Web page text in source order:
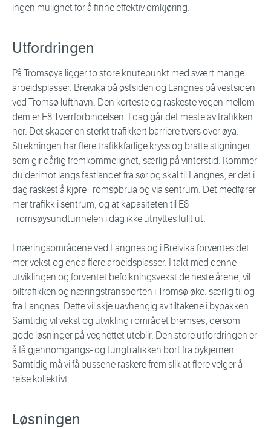
ingen mulighet for å finne effektiv omkjøring.
Utfordringen
På Tromsøya ligger to store knutepunkt med svært mange
arbeidsplasser, Breivika på østsiden og Langnes på vestsiden
ved Tromsø lufthavn. Den korteste og raskeste vegen mellom
dem er E8 Tverrforbindelsen. I dag går det meste av trafikken
her. Det skaper en sterkt trafikkert barriere tvers over øya.
Strekningen har flere trafikkfarlige kryss og bratte stigninger
som gir dårlig fremkommelighet, særlig på vinterstid. Kommer
du derimot langs fastlandet fra sør og skal til Langnes, er det i
dag raskest å kjøre Tromsøbrua og via sentrum. Det medfører
mer trafikk i sentrum, og at kapasiteten til E8
Tromsøysundtunnelen i dag ikke utnyttes fullt ut.
I næringsområdene ved Langnes og i Breivika forventes det
mer vekst og enda flere arbeidsplasser. I takt med denne
utviklingen og forventet befolkningsvekst de neste årene, vil
biltrafikken og næringstransporten i Tromsø øke, særlig til og
fra Langnes. Dette vil skje uavhengig av tiltakene i bypakken.
Samtidig vil vekst og utvikling i området bremses, dersom
gode løsninger på vegnettet uteblir. Den store utfordringen er
å få gjennomgangs- og tungtrafikken bort fra bykjernen.
Samtidig må vi få bussene raskere frem slik at flere velger å
reise kollektivt.
Løsningen